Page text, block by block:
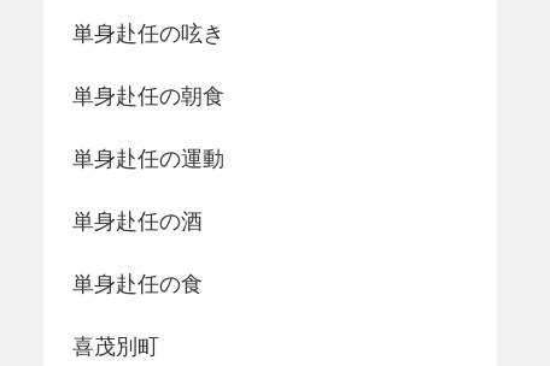
単身赴任の呟き
単身赴任の朝食
単身赴任の運動
単身赴任の酒
単身赴任の食
喜茂別町